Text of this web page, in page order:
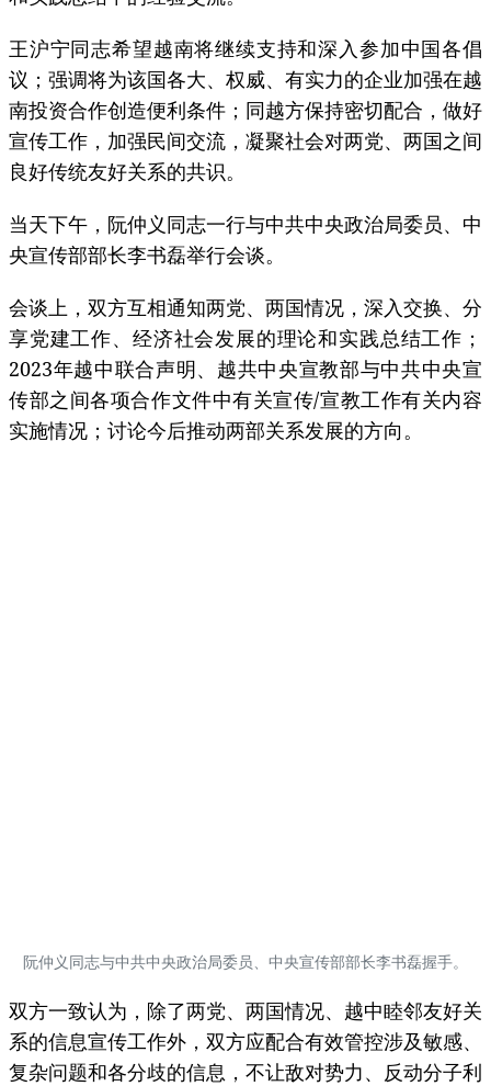
王沪宁同志希望越南将继续支持和深入参加中国各倡
议；强调将为该国各大、权威、有实力的企业加强在越
南投资合作创造便利条件；同越方保持密切配合，做好
宣传工作，加强民间交流，凝聚社会对两党、两国之间
良好传统友好关系的共识。
当天下午，阮仲义同志一行与中共中央政治局委员、中
央宣传部部长李书磊举行会谈。
会谈上，双方互相通知两党、两国情况，深入交换、分
享党建工作、经济社会发展的理论和实践总结工作；
2023年越中联合声明、越共中央宣教部与中共中央宣
传部之间各项合作文件中有关宣传/宣教工作有关内容
实施情况；讨论今后推动两部关系发展的方向。
阮仲义同志与中共中央政治局委员、中央宣传部部长李书磊握手。
双方一致认为，除了两党、两国情况、越中睦邻友好关
系的信息宣传工作外，双方应配合有效管控涉及敏感、
复杂问题和各分歧的信息，不让敌对势力、反动分子利